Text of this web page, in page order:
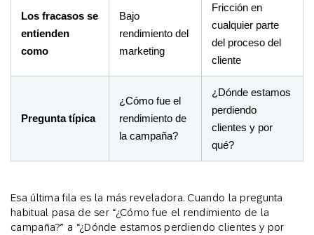
Los fracasos se
entienden
como
Bajo
rendimiento del
marketing
Fricción en
cualquier parte
del proceso del
cliente
Pregunta típica
¿Cómo fue el
rendimiento de
la campaña?
¿Dónde estamos
perdiendo
clientes y por
qué?
Esa última fila es la más reveladora. Cuando la pregunta
habitual pasa de ser “¿Cómo fue el rendimiento de la
campaña?” a “¿Dónde estamos perdiendo clientes y por